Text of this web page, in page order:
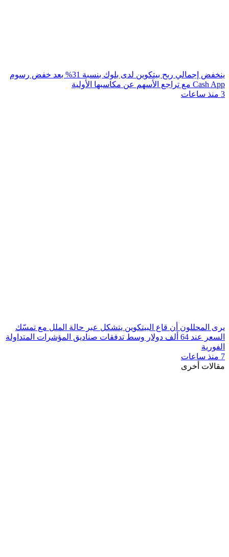
ينخفض إجمالي ربح بيتكوين لدى بلوك بنسبة 31% بعد خفض رسوم
Cash App مع تراجع الأسهم عن مكاسبها الأولية
3 منذ ساعات
يرى المحللون أن قاع البيتكوين يتشكل عبر حالة الملل مع تمسّك
السعر عند 64 ألف دولار وسط تدفقات صناديق المؤشرات المتداولة
الفورية
7 منذ ساعات
مقالات أخرى